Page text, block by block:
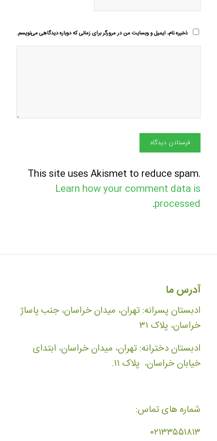
ذخیره نام، ایمیل و وبسایت من در مرورگر برای زمانی که دوباره دیدگاهی می‌نویسم.
This site uses Akismet to reduce spam.
Learn how your comment data is
processed
.
آدرس ما
ادبستان پسرانه: تهران، میدان خراسان، جنب پاساژ
خراسان، پلاک ۳۱
ادبستان دخترانه: تهران، میدان خراسان، ابتدای
خیابان خراسان، پلاک ۱۱.
شماره های تماس:
۰۲۱۳۳۵۵۱۸۱۳